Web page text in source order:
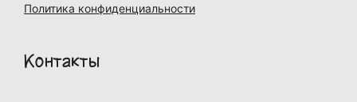
Политика конфиденциальности
Контакты